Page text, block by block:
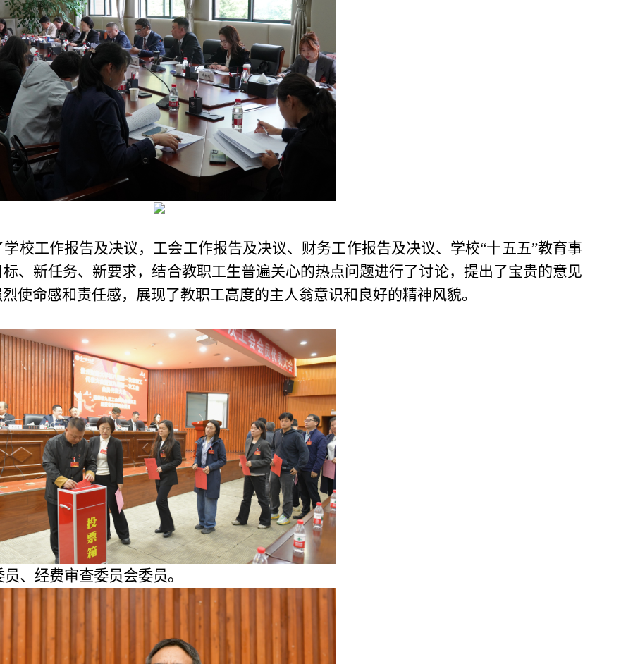
校工作报告及决议，工会工作报告及决议、财务工作报告及决议、学校“十五五”教育事
、新任务、新要求，结合教职工生普遍关心的热点问题进行了讨论，提出了宝贵的意见
使命感和责任感，展现了教职工高度的主人翁意识和良好的精神风貌。
、经费审查委员会委员。